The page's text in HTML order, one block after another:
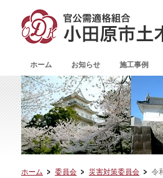
ホーム お知らせ 施工事例
ホーム 委員会 災害対策委員会 令